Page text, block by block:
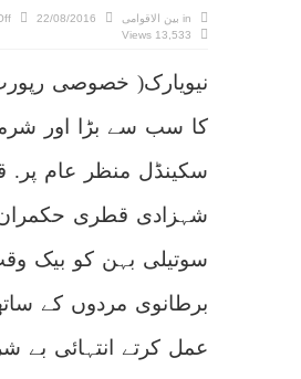
in بین الاقوامی 22/08/2016
13,533 Views
نیویارک( خصوصی
کا سب سے بڑا اور
سکینڈل منظر عام
شہزادی قطری
برطانوی مردوں کے
عمل کرتے انتہائی بے